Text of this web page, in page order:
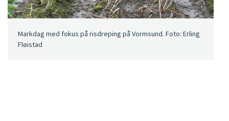
Markdag med fokus på risdreping på Vormsund. Foto: Erling
Fløistad